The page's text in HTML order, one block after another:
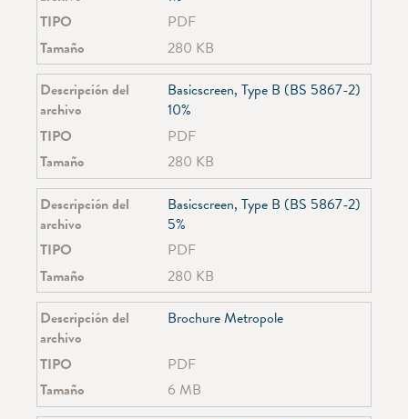
TIPO
PDF
Tamaño
280 KB
Descripción del
archivo
Basicscreen, Type B (BS 5867-2)
10%
TIPO
PDF
Tamaño
280 KB
Descripción del
archivo
Basicscreen, Type B (BS 5867-2)
5%
TIPO
PDF
Tamaño
280 KB
Descripción del
archivo
Brochure Metropole
TIPO
PDF
Tamaño
6 MB